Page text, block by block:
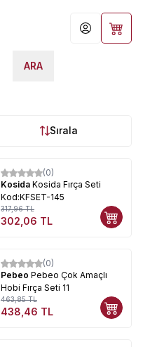
ARA
Hesabım
Sırala
%5
(0)
Kosida Kosida Fırça Seti
Kod:KFSET-145
317,96TL
302,06 TL
%5
(0)
Pebeo Pebeo Çok Amaçlı
Hobi Fırça Seti 11
463,85TL
438,46 TL